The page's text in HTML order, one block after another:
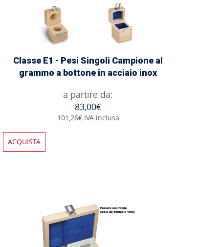
Classe E1 - Pesi Singoli Campione al
grammo a bottone in acciaio inox
a partire da:
83,00€
101,26€ IVA inclusa
ACQUISTA